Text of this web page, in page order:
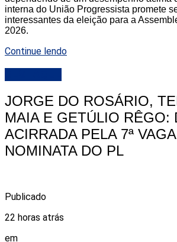
interna do União Progressista promete
interessantes da eleição para a
2026.
Continue lendo
JORGE DO ROSÁRIO,
MAIA E GETÚLIO RÊGO:
ACIRRADA PELA 7ª
NOMINATA DO PL
Publicado
22 horas atrás
em